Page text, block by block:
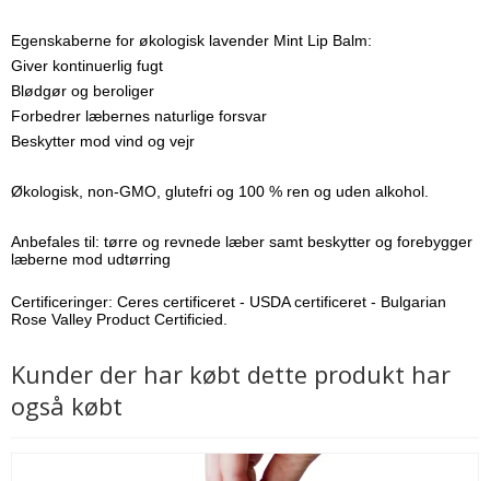
Egenskaberne for økologisk lavender Mint Lip Balm:
Giver kontinuerlig fugt
Blødgør og beroliger
Forbedrer læbernes naturlige forsvar
Beskytter mod vind og vejr
Økologisk, non-GMO, glutefri og 100 % ren og uden alkohol.
Anbefales til: tørre og revnede læber samt beskytter og forebygger
læberne mod udtørring
Certificeringer: Ceres certificeret - USDA certificeret - Bulgarian
Rose Valley Product Certificied.
Kunder der har købt dette produkt har
også købt